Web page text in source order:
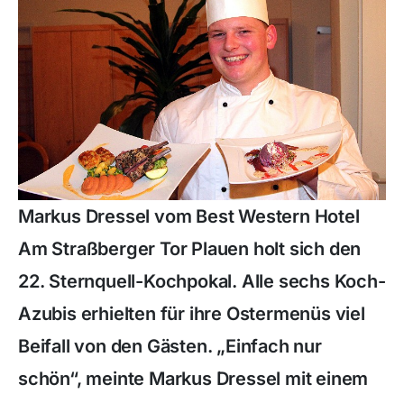
Markus Dressel vom Best Western Hotel
Am Straßberger Tor Plauen holt sich den
22. Sternquell-Kochpokal. Alle sechs Koch-
Azubis erhielten für ihre Ostermenüs viel
Beifall von den Gästen. „Einfach nur
schön“, meinte Markus Dressel mit einem